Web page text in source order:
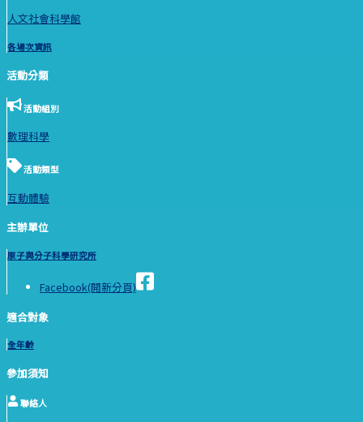
人文社會科學館
各場次資訊
活動分類
活動組別
數理科學
活動類型
互動體驗
主辦單位
原子與分子科學研究所
Facebook(開新分頁)
適合對象
全年齡
參加須知
聯絡人